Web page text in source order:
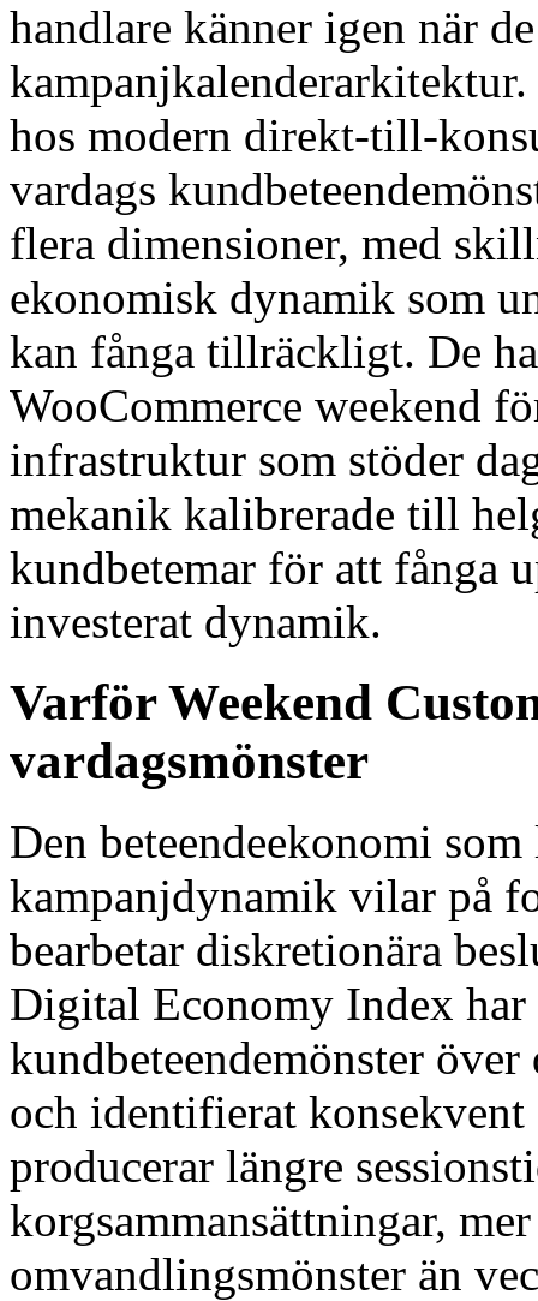
handlare känner igen när
hos modern direkt-till-
vardags
flera dimensioner, med
ekonomisk dynamik som
kan fånga tillräckligt. De
WooCommerce weekend
infrastruktur som stöder
mekanik kalibrerade till
kundbetemar för att fånga
investerat dynamik.
Varför Weekend
vardagsmönster
Den beteendeekonomi
kampanjdynamik vilar på
bearbetar diskretionära
Digital Economy Index har
kundbeteendemönster
och identifierat
producerar längre
korgsammansättningar,
omvandlingsmönster än